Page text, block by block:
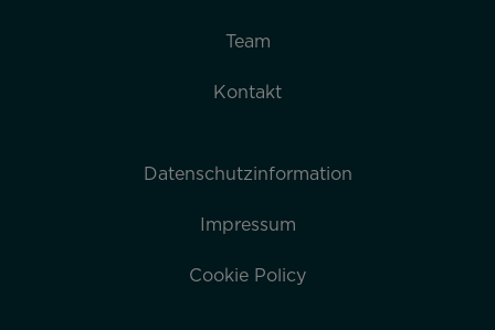
Team
Kontakt
Datenschutzinformation
Impressum
Cookie Policy